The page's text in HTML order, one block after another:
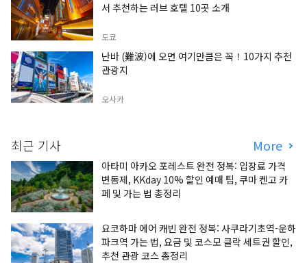
서 추천하는 러브 호텔 10곳 소개
도쿄
난바 (難波)에 오면 여기만큼은 꼭！10가지 추천
관광지
오사카
최근 기사 More
아타미 아카오 포레스트 완전 정복: 입장료 가격
변동제, KKday 10% 할인 예매 팁, 쿠마 켄고 카
페 및 가는 법 총정리
요코하마 에어 캐빈 완전 정복: 사쿠라기초역-운하
파크역 가는 법, 요금 및 코스모 클락 세트권 할인,
추천 관광 코스 총정리